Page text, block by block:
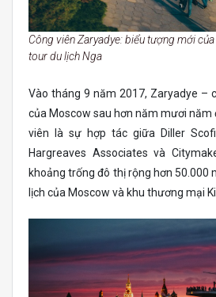
Công viên Zaryadye: biểu tượng mới
tour du lịch Nga
Vào tháng 9 năm 2017, Zaryadye –
của Moscow sau hơn năm mươi năm
viên là sự hợp tác giữa Diller
Hargreaves Associates và
khoảng trống đô thị rộng hơn 50.000
lịch của Moscow và khu thương mại